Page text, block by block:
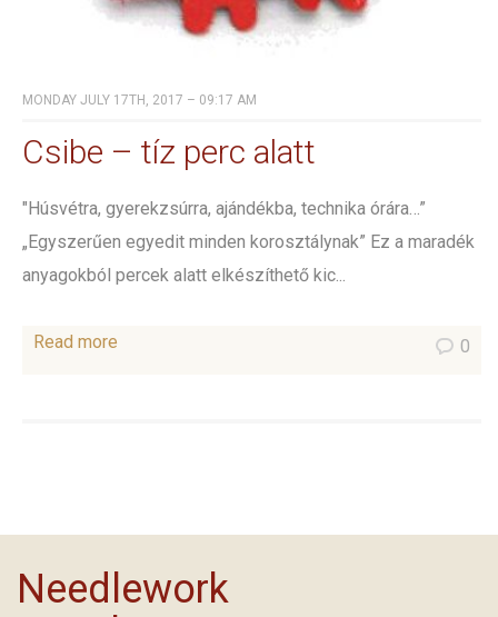
MONDAY JULY 17TH, 2017 – 09:17 AM
Csibe – tíz perc alatt
"Húsvétra, gyerekzsúrra, ajándékba, technika órára…”
„Egyszerűen egyedit minden korosztálynak” Ez a maradék
anyagokból percek alatt elkészíthető kic...
Read more 0
Needlework